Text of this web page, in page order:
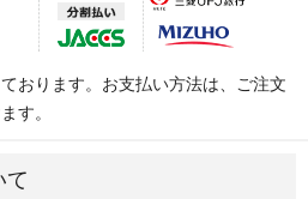
おります。お支払い方法は、ご注文
す。
て